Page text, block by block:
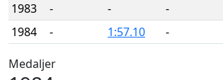
1983
- -
-
1984
- 1:57.10 -
Medaljer